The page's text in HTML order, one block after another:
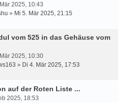
2025, 10:43
» Mi 5. Mär 2025, 21:15
vom 525 in das Gehäuse vom
2025, 10:30
» Di 4. Mär 2025, 17:53
auf der Roten Liste ...
2025, 18:53